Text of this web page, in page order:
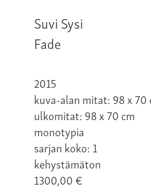
Suvi Sysi
Fade
2015
kuva-alan mitat: 98 x 70
ulkomitat: 98 x 70 cm
monotypia
sarjan koko: 1
kehystämäton
1300,00€